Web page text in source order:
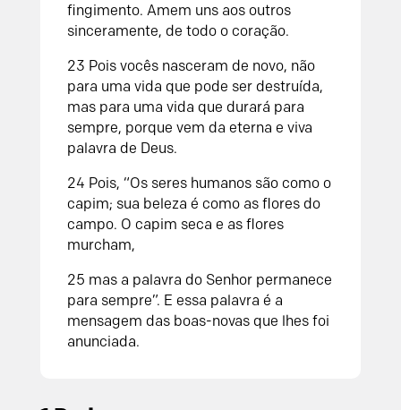
fingimento. Amem uns aos outros
sinceramente, de todo o coração.
23 Pois vocês nasceram de novo, não
para uma vida que pode ser destruída,
mas para uma vida que durará para
sempre, porque vem da eterna e viva
palavra de Deus.
24 Pois, “Os seres humanos são como o
capim; sua beleza é como as flores do
campo. O capim seca e as flores
murcham,
25 mas a palavra do Senhor permanece
para sempre”. E essa palavra é a
mensagem das boas-novas que lhes foi
anunciada.